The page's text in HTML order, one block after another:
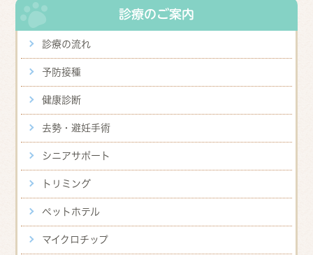
診療のご案内
診療の流れ
予防接種
健康診断
去勢・避妊手術
シニアサポート
トリミング
ペットホテル
マイクロチップ